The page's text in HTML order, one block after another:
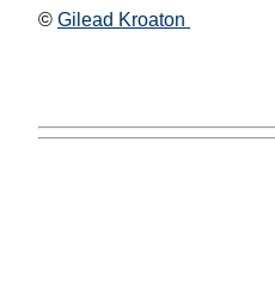
© Gilead Kroaton